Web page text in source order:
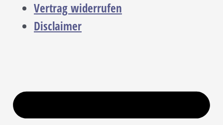
Vertrag widerrufen
Disclaimer